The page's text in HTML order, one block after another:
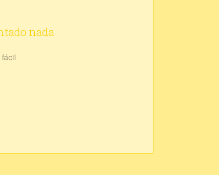
nada